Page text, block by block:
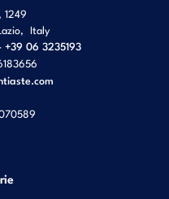
1249
, Italy
06 3235193